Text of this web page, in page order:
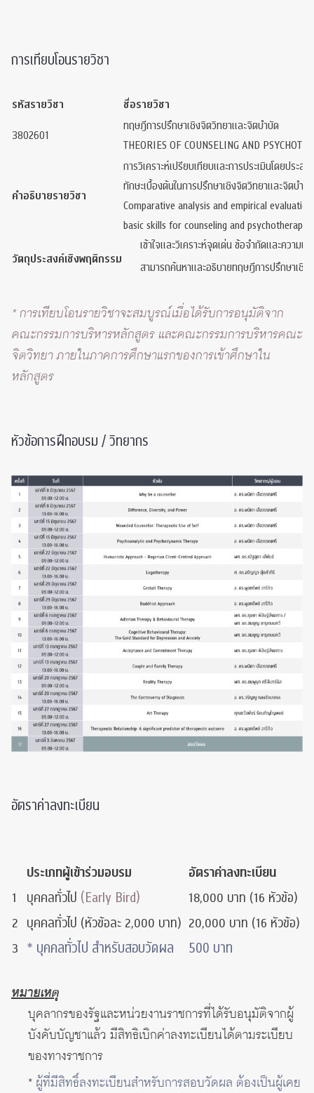
การเทียบโอนรายวิชา
รหัสรายวิชา
ชื่อรายวิชา
3802601
ทฤษฎีการปรึกษาเชิงจิตวิทยาและจิตบำบัด
THEORIES OF COUNSELING AND
คำอธิบายรายวิชา
การวิเคราะห์เปรียบเทียบและการประเมินโดยปร
ทักษะเบื้องต้นในการปรึกษาเชิงจิตวิทยาและจิตบำ
Comparative analysis and empirical
basic skills for counseling and
วัตถุประสงค์เชิงพฤติกรรม
เข้าใจและวิเคราะห์จุดเด่น ข้อจำกัดและควา
สามารถค้นหาและอธิบายทฤษฎีการปรึกษาเชิ
* การเทียบโอนรายวิชาจะสมบูรณ์เมื่อได้รับการอนุมัติจาก
คณะกรรมการบริหารหลักสูตร และคณะกรรมการบริหารคณะ
จิตวิทยา ภายในภาคการศึกษาแรกของการเข้าศึกษาใน
หลักสูตร
หัวข้อการฝึกอบรม / วิทยากร
อัตราค่าลงทะเบียน
ประเภทผู้เข้าร่วมอบรม
อัตราค่าลงทะเบียน
1
บุคคลทั่วไป (Early Bird)
18,000 บาท (16 หัวข้อ)
2 บุคคลทั่วไป (หัวข้อละ 2,000 บาท) 20,000 บาท (16 หัวข้อ)
3 * บุคคลทั่วไป สำหรับสอบวัดผล 500 บาท
หมายเหตุ
บุคลากรของรัฐและหน่วยงานราชการที่ได้รับอนุมัติจากผู้
บังคับบัญชาแล้ว มีสิทธิเบิกค่าลงทะเบียนได้ตามระเบียบ
ของทางราชการ
* ผู้ที่มีสิทธิ์ลงทะเบียนสำหรับการสอบวัดผล ต้องเป็นผู้เคย